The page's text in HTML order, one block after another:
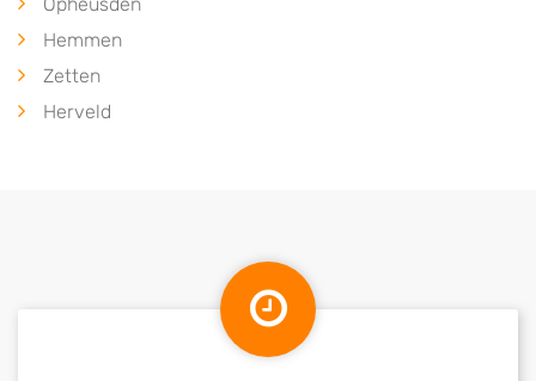
Hemmen
Zetten
Herveld